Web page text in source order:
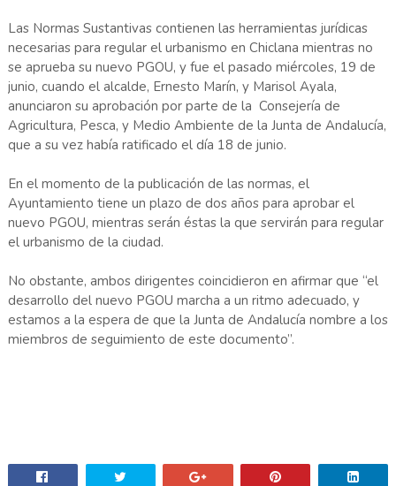
Las Normas Sustantivas contienen las herramientas jurídicas
necesarias para regular el urbanismo en Chiclana mientras no
se aprueba su nuevo PGOU, y fue el pasado miércoles, 19 de
junio, cuando el alcalde, Ernesto Marín, y Marisol Ayala,
anunciaron su aprobación por parte de la Consejería de
Agricultura, Pesca, y Medio Ambiente de la Junta de Andalucía,
que a su vez había ratificado el día 18 de junio.
En el momento de la publicación de las normas, el
Ayuntamiento tiene un plazo de dos años para aprobar el
nuevo PGOU, mientras serán éstas la que servirán para regular
el urbanismo de la ciudad.
No obstante, ambos dirigentes coincidieron en afirmar que “el
desarrollo del nuevo PGOU marcha a un ritmo adecuado, y
estamos a la espera de que la Junta de Andalucía nombre a los
miembros de seguimiento de este documento”.